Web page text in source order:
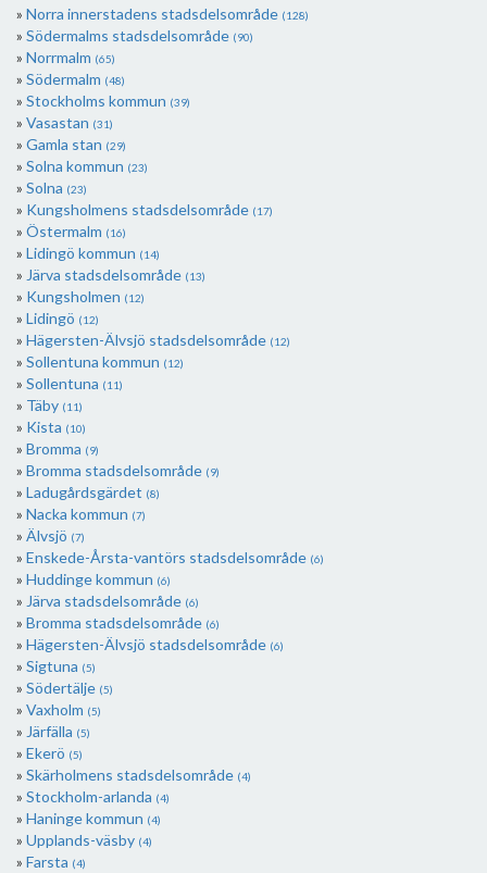
Norra innerstadens stadsdelsområde (128)
Södermalms stadsdelsområde (90)
Norrmalm (65)
Södermalm (48)
Stockholms kommun (39)
Vasastan (31)
Gamla stan (29)
Solna kommun (23)
Solna (23)
Kungsholmens stadsdelsområde (17)
Östermalm (16)
Lidingö kommun (14)
Järva stadsdelsområde (13)
Kungsholmen (12)
Lidingö (12)
Hägersten-Älvsjö stadsdelsområde (12)
Sollentuna kommun (12)
Sollentuna (11)
Täby (11)
Kista (10)
Bromma (9)
Bromma stadsdelsområde (9)
Ladugårdsgärdet (8)
Nacka kommun (7)
Älvsjö (7)
Enskede-Årsta-vantörs stadsdelsområde (6)
Huddinge kommun (6)
Järva stadsdelsområde (6)
Bromma stadsdelsområde (6)
Hägersten-Älvsjö stadsdelsområde (6)
Sigtuna (5)
Södertälje (5)
Vaxholm (5)
Järfälla (5)
Ekerö (5)
Skärholmens stadsdelsområde (4)
Stockholm-arlanda (4)
Haninge kommun (4)
Upplands-väsby (4)
Farsta (4)